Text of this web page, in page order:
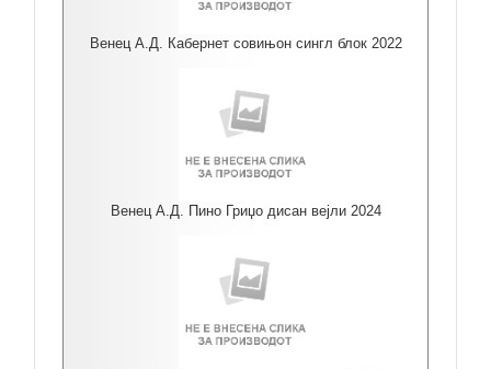
Венец А.Д. Кабернет совињон сингл блок 2022
Венец А.Д. Пино Гриџо дисан вејли 2024